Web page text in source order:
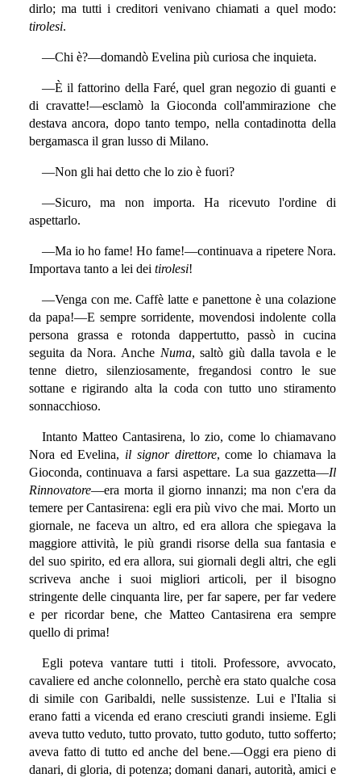
dirlo; ma tutti i creditori venivano chiamati a quel modo:
tirolesi.
—Chi è?—domandò Evelina più curiosa che inquieta.
—È il fattorino della Faré, quel gran negozio di guanti e
di cravatte!—esclamò la Gioconda coll'ammirazione che
destava ancora, dopo tanto tempo, nella contadinotta della
bergamasca il gran lusso di Milano.
—Non gli hai detto che lo zio è fuori?
—Sicuro, ma non importa. Ha ricevuto l'ordine di
aspettarlo.
—Ma io ho fame! Ho fame!—continuava a ripetere Nora.
Importava tanto a lei dei tirolesi!
—Venga con me. Caffè latte e panettone è una colazione
da papa!—E sempre sorridente, movendosi indolente colla
persona grassa e rotonda dappertutto, passò in cucina
seguita da Nora. Anche Numa, saltò giù dalla tavola e le
tenne dietro, silenziosamente, fregandosi contro le sue
sottane e rigirando alta la coda con tutto uno stiramento
sonnacchioso.
Intanto Matteo Cantasirena, lo zio, come lo chiamavano
Nora ed Evelina, il signor direttore, come lo chiamava la
Gioconda, continuava a farsi aspettare. La sua gazzetta—Il
Rinnovatore—era morta il giorno innanzi; ma non c'era da
temere per Cantasirena: egli era più vivo che mai. Morto un
giornale, ne faceva un altro, ed era allora che spiegava la
maggiore attività, le più grandi risorse della sua fantasia e
del suo spirito, ed era allora, sui giornali degli altri, che egli
scriveva anche i suoi migliori articoli, per il bisogno
stringente delle cinquanta lire, per far sapere, per far vedere
e per ricordar bene, che Matteo Cantasirena era sempre
quello di prima!
Egli poteva vantare tutti i titoli. Professore, avvocato,
cavaliere ed anche colonnello, perchè era stato qualche cosa
di simile con Garibaldi, nelle sussistenze. Lui e l'Italia si
erano fatti a vicenda ed erano cresciuti grandi insieme. Egli
aveva tutto veduto, tutto provato, tutto goduto, tutto sofferto;
aveva fatto di tutto ed anche del bene.—Oggi era pieno di
danari, di gloria, di potenza; domani danari, autorità, amici e